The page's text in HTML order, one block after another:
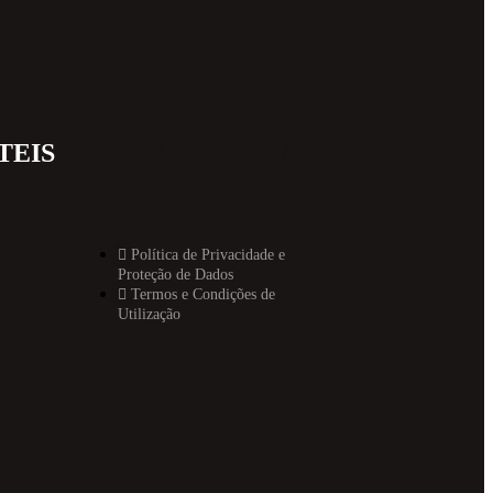
Política de Privacidade e
Proteção de Dados
Termos e Condições de
Utilização